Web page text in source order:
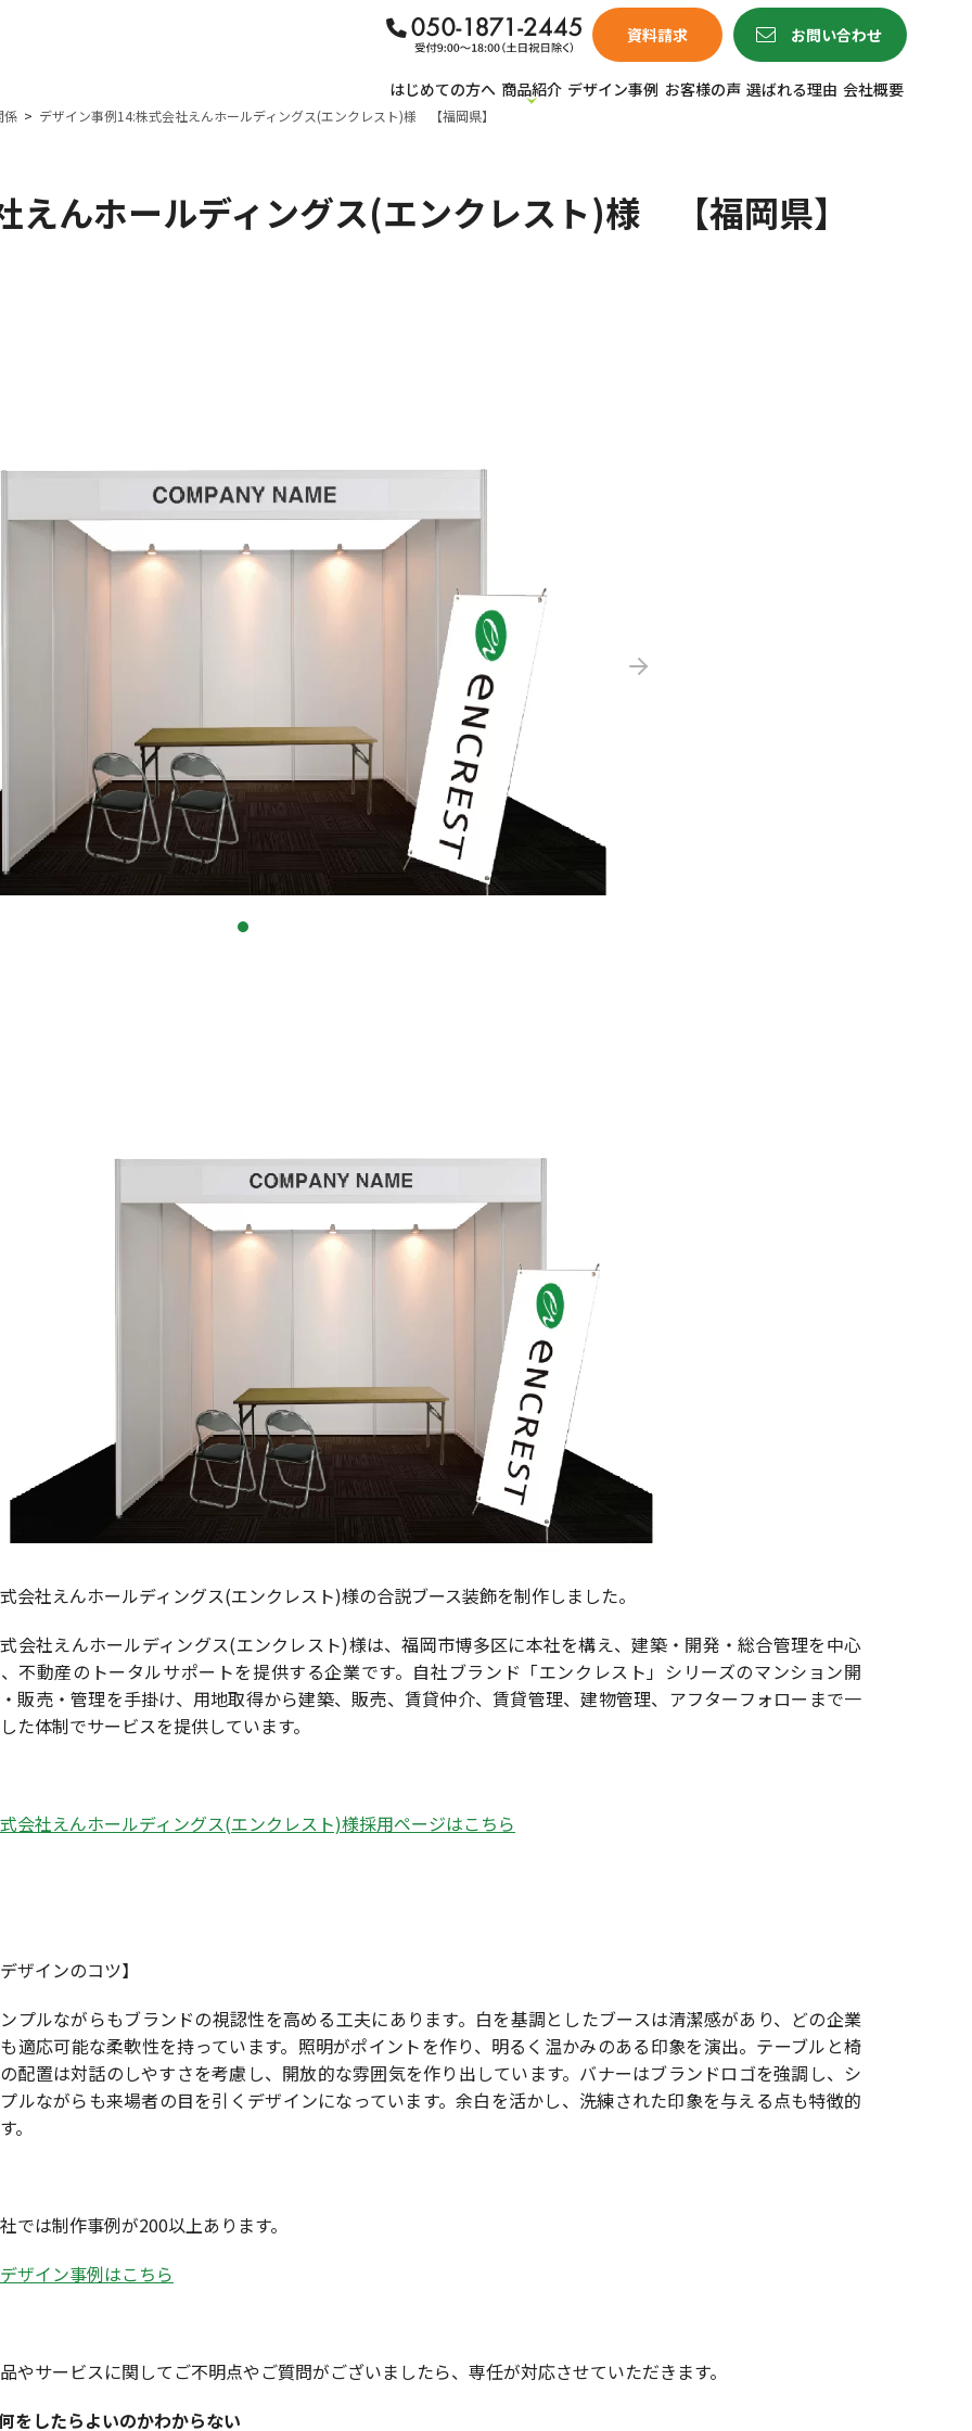
資料請求 お問い合わせ
はじめての方へ 商品紹介 デザイン事例 お客様の声 選ばれる理由 会社概要
係 デザイン事例14:株式会社えんホールディングス(エンクレスト)様 【福岡県】
えんホールディングス(エンクレスト)様 【福岡県】
会社えんホールディングス(エンクレスト)様の合説ブース装飾を制作しました。
会社えんホールディングス(エンクレスト)様は、福岡市博多区に本社を構え、建築・開発・総合管理を中心
不動産のトータルサポートを提供する企業です。自社ブランド「エンクレスト」シリーズのマンション開
販売・管理を手掛け、用地取得から建築、販売、賃貸仲介、賃貸管理、建物管理、アフターフォローまで一
た体制でサービスを提供しています。
会社えんホールディングス(エンクレスト)様採用ページはこちら
デザインのコツ】
プルながらもブランドの視認性を高める工夫にあります。白を基調としたブースは清潔感があり、どの企業
適応可能な柔軟性を持っています。照明がポイントを作り、明るく温かみのある印象を演出。テーブルと椅
配置は対話のしやすさを考慮し、開放的な雰囲気を作り出しています。バナーはブランドロゴを強調し、シ
ルながらも来場者の目を引くデザインになっています。余白を活かし、洗練された印象を与える点も特徴的
。
では制作事例が200以上あります。
ザイン事例はこちら
やサービスに関してご不明点やご質問がございましたら、専任が対応させていただきます。
をしたらよいのかわからない